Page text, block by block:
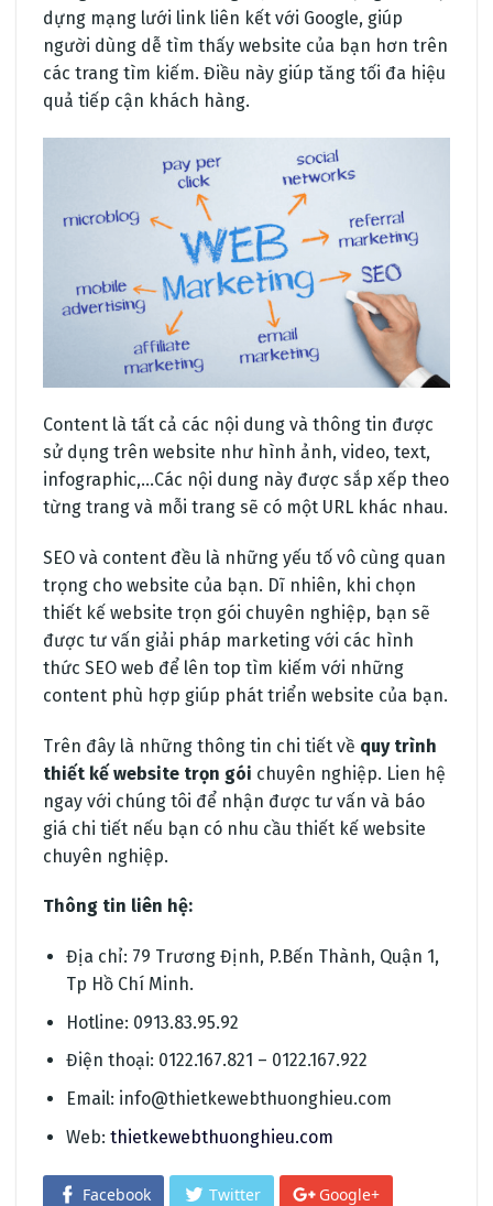
dựng mạng lưới link liên kết với Google, giúp
người dùng dễ tìm thấy website của bạn hơn trên
các trang tìm kiếm. Điều này giúp tăng tối đa hiệu
quả tiếp cận khách hàng.
Content là tất cả các nội dung và thông tin được
sử dụng trên website như hình ảnh, video, text,
infographic,…Các nội dung này được sắp xếp theo
từng trang và mỗi trang sẽ có một URL khác nhau.
SEO và content đều là những yếu tố vô cùng quan
trọng cho website của bạn. Dĩ nhiên, khi chọn
thiết kế website trọn gói chuyên nghiệp, bạn sẽ
được tư vấn giải pháp marketing với các hình
thức SEO web để lên top tìm kiếm với những
content phù hợp giúp phát triển website của bạn.
Trên đây là những thông tin chi tiết về quy trình
thiết kế website trọn gói chuyên nghiệp. Lien hệ
ngay với chúng tôi để nhận được tư vấn và báo
giá chi tiết nếu bạn có nhu cầu thiết kế website
chuyên nghiệp.
Thông tin liên hệ:
Địa chỉ: 79 Trương Định, P.Bến Thành, Quận 1,
Tp Hồ Chí Minh.
Hotline: 0913.83.95.92
Điện thoại: 0122.167.821 – 0122.167.922
Email: info@thietkewebthuonghieu.com
Web: thietkewebthuonghieu.com
Facebook Twitter Google+